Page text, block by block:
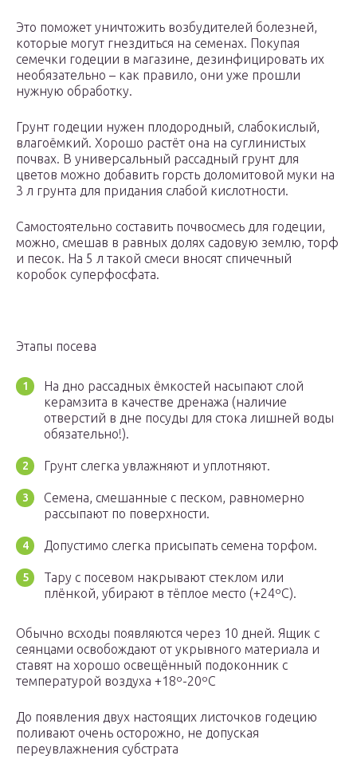
Это поможет уничтожить возбудителей болезней,
которые могут гнездиться на семенах. Покупая
семечки годеции в магазине, дезинфицировать их
необязательно – как правило, они уже прошли
нужную обработку.
Грунт годеции нужен плодородный, слабокислый,
влагоёмкий. Хорошо растёт она на суглинистых
почвах. В универсальный рассадный грунт для
цветов можно добавить горсть доломитовой муки на
3 л грунта для придания слабой кислотности.
Самостоятельно составить почвосмесь для годеции,
можно, смешав в равных долях садовую землю, торф
и песок. На 5 л такой смеси вносят спичечный
коробок суперфосфата.
Этапы посева
На дно рассадных ёмкостей насыпают слой
керамзита в качестве дренажа (наличие
отверстий в дне посуды для стока лишней воды
обязательно!).
Грунт слегка увлажняют и уплотняют.
Семена, смешанные с песком, равномерно
рассыпают по поверхности.
Допустимо слегка присыпать семена торфом.
Тару с посевом накрывают стеклом или
плёнкой, убирают в тёплое место (+24ºС).
Обычно всходы появляются через 10 дней. Ящик с
сеянцами освобождают от укрывного материала и
ставят на хорошо освещённый подоконник с
температурой воздуха +18º-20ºС
До появления двух настоящих листочков годецию
поливают очень осторожно, не допуская
переувлажнения субстрата